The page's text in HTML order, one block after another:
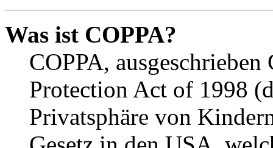
Was ist COPPA?
COPPA,
Protection Act of 1998
Privatsphäre von